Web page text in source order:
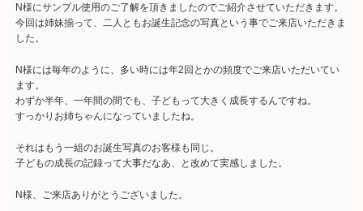
N様にサンプル使用のご了解を頂きましたのでご紹介させていただきます。
今回は姉妹揃って、二人ともお誕生記念の写真という事でご来店いただきま
した。
N様には毎年のように、多い時には年2回とかの頻度でご来店いただいてい
ます。
わずか半年、一年間の間でも、子どもって大きく成長するんですね。
すっかりお姉ちゃんになっていましたね。
それはもう一組のお誕生写真のお客様も同じ。
子どもの成長の記録って大事だなあ、と改めて実感しました。
N様、ご来店ありがとうございました。